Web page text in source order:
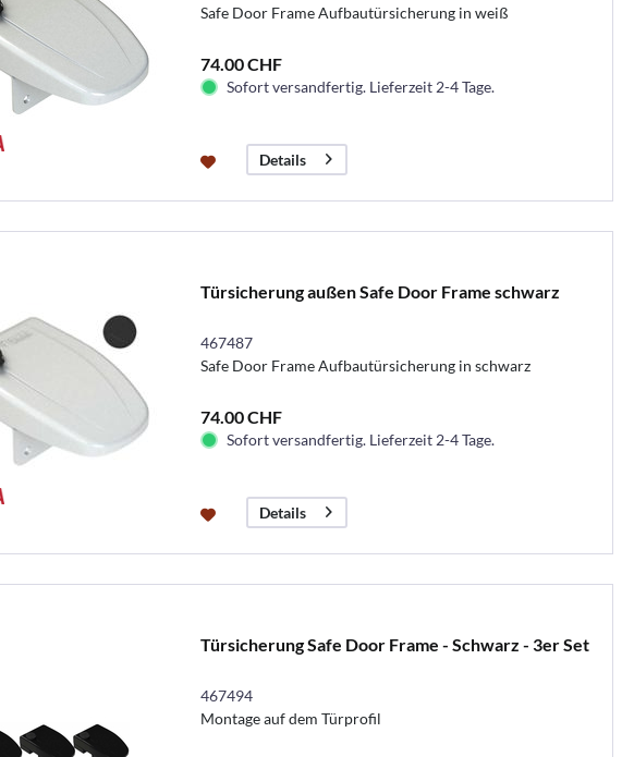
Safe Door Frame Aufbautürsicherung in weiß
74.00 CHF
Sofort versandfertig. Lieferzeit 2-4 Tage.
Details
Türsicherung außen Safe Door Frame schwarz
467487
Safe Door Frame Aufbautürsicherung in schwarz
74.00 CHF
Sofort versandfertig. Lieferzeit 2-4 Tage.
Details
Türsicherung Safe Door Frame - Schwarz - 3er Set
467494
Montage auf dem Türprofil